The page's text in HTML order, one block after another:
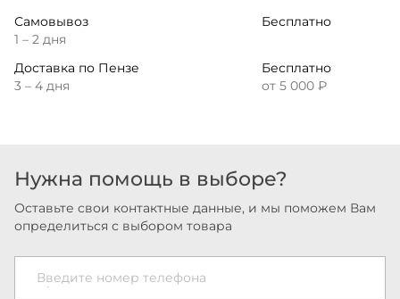
Самовывоз
1 – 2 дня
Бесплатно
Доставка по Пензе
3 – 4 дня
Бесплатно
от 5 000 ₽
Нужна помощь в выборе?
Оставьте свои контактные данные, и мы поможем Вам
определиться с выбором товара
Введите номер телефона